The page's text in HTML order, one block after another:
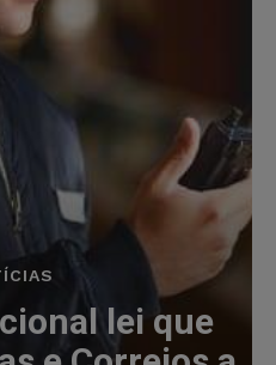
lei que